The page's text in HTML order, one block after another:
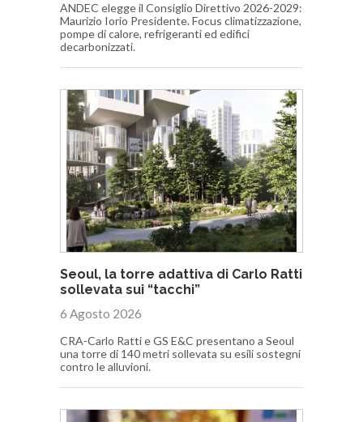
ANDEC elegge il Consiglio Direttivo 2026-2029:
Maurizio Iorio Presidente. Focus climatizzazione,
pompe di calore, refrigeranti ed edifici
decarbonizzati.
Seoul, la torre adattiva di Carlo Ratti
sollevata sui “tacchi”
6 Agosto 2026
CRA-Carlo Ratti e GS E&C presentano a Seoul
una torre di 140 metri sollevata su esili sostegni
contro le alluvioni.